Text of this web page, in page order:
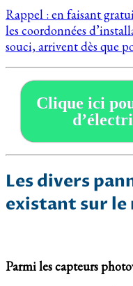
Rappel : en faisant
les coordonnées
souci, arrivent dès que
Clique ici
Les divers
existant sur le
Parmi les capteurs